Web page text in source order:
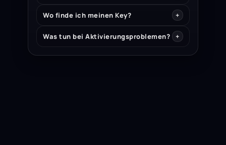
Wo finde ich meinen Key?
Was tun bei Aktivierungsproblemen?